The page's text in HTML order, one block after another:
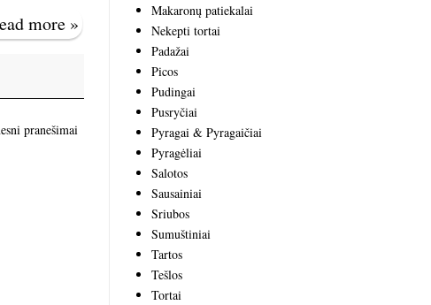
more »
pranešimai
Makaronų patiekalai
Nekepti tortai
Padažai
Picos
Pudingai
Pusryčiai
Pyragai & Pyragaičiai
Pyragėliai
Salotos
Sausainiai
Sriubos
Sumuštiniai
Tartos
Tešlos
Tortai